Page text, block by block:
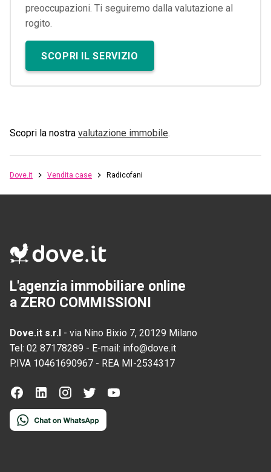
preoccupazioni. Ti seguiremo dalla valutazione al
rogito.
SCOPRI IL SERVIZIO
Scopri la nostra valutazione immobile.
Dove.it Vendita case Radicofani
L'agenzia immobiliare online
a ZERO COMMISSIONI
Dove.it s.r.l - via Nino Bixio 7, 20129 Milano
Tel: 02 87178289 - E-mail: info@dove.it
P.IVA 10461690967 - REA MI-2534317